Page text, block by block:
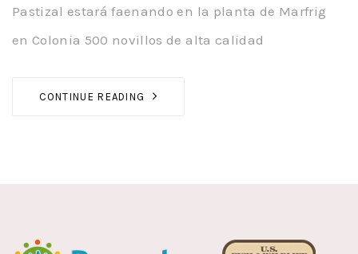
Pastizal estará faenando en la planta de Marfrig
en Colonia 500 novillos de alta calidad
CONTINUE READING